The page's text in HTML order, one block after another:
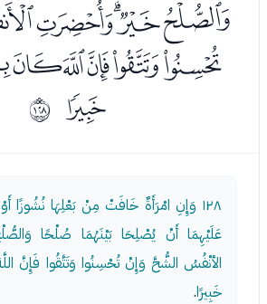
ﭰ ﱿ
١٢٨ وَإِنِ امْرَأَةٌ خَافَتْ مِنْ بَعْلِهَا نُشُوزًا
عَلَيْهِمَا أَنْ يُصْلِحَا بَيْنَهُمَا صُلْحًا
الأنْفُسُ الشُّحَّ وَإِنْ تُحْسِنُوا وَتَتَّقُوا فَإِنَّ
خَبِيرًا.